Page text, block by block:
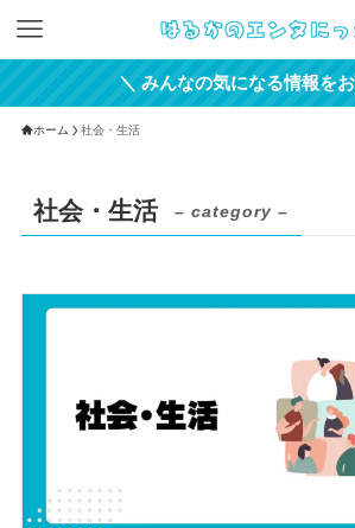
＼ みんなの気になる情報を
ホーム 社会・生活
社会・生活 – category –